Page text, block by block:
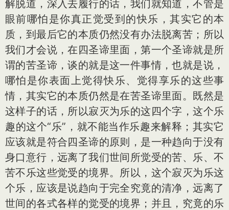
解脱道，深入去履行的话，我们就知道，不管是
眼前哪怕是你真正觉受到的快乐，其实它的本
质，到最后它的本质仍然没有办法脱离苦；所以
我们才会说，在四圣谛里面，第一个圣谛就是所
谓的苦圣谛，谈的就是这一件事情，也就是说，
哪怕是你表面上觉得快乐、觉得享乐的这些事
情，其实它的本质仍然是在苦圣谛里面。既然是
这样子的话，所以寂灭为乐的这四个字，这个乐
趣的这个“乐”，就不能当作乐趣来解释；其实它
应该就是符合四圣谛的原则，是一种趋向于没有
身口意行，远离了我们世间所觉受的苦、乐、不
苦不乐这些觉受的境界。所以，这个寂灭为乐这
个乐，应该是说趋向于完全究竟的清净，远离了
世间的各式各样的觉受的境界；并且，究竟的乐